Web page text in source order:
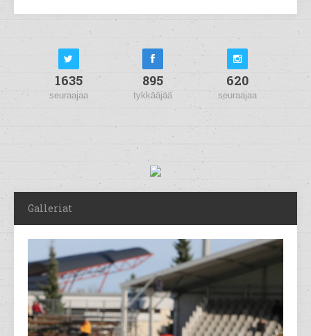
1635
seuraajaa
895
tykkääjää
620
seuraajaa
Galleriat